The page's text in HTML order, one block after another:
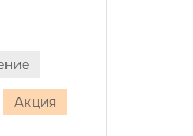
Акция